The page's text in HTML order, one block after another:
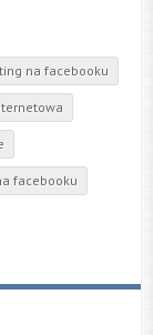
na facebooku
facebooku